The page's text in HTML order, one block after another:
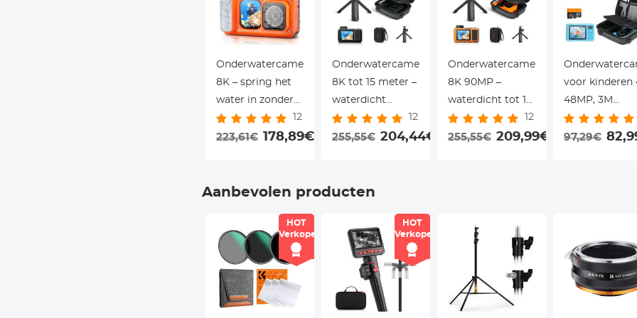
Onderwatercamera
8K – spring het
water in zonder
behuizing, 90MP,
dual screen &
en zwemmen –
12
223,61€ 178,89€
Onderwatercamera
8K tot 15 meter –
waterdicht
zonder
behuizing, 90MP,
inbegrepen –
Kentfaith
12
255,55€ 204,44€
Onderwatercamera
8K 90MP –
waterdicht tot 15
meter, dubbel
touchscreen,
surfen
12
255,55€ 209,99€
voor kinderen
48MP, 3M
waterdicht,
dubbel
97,29€
Aanbevolen producten
HOT
Verkoper
HOT
Verkoper